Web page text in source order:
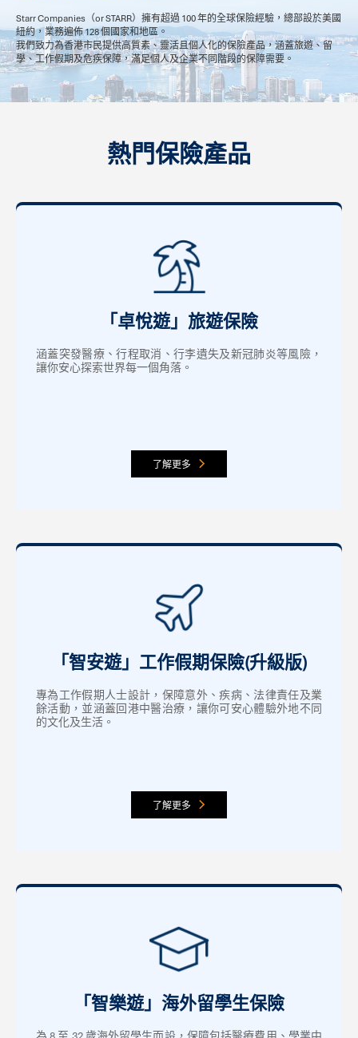
Starr Companies（or STARR）擁有超過 100 年的全球保險經驗，總部設於美國
紐約，業務遍佈 128 個國家和地區。
我們致力為香港市民提供高質素、靈活且個人化的保險產品，涵蓋旅遊、留
學、工作假期及危疾保障，滿足個人及企業不同階段的保障需要。
熱門保險產品
「卓悅遊」旅遊保險
涵蓋突發醫療、行程取消、行李遺失及新冠肺炎等風險，
讓你安心探索世界每一個角落。
了解更多
「智安遊」工作假期保險(升級版)
專為工作假期人士設計，保障意外、疾病、法律責任及業
餘活動，並涵蓋回港中醫治療，讓你可安心體驗外地不同
的文化及生活。
了解更多
「智樂遊」海外留學生保險